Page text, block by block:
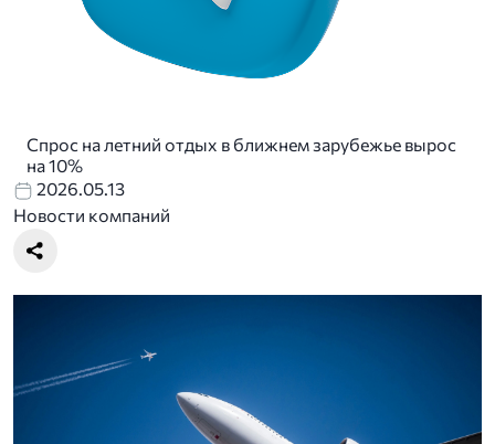
Спрос на летний отдых в ближнем зарубежье вырос
на 10%
2026.05.13
Новости компаний